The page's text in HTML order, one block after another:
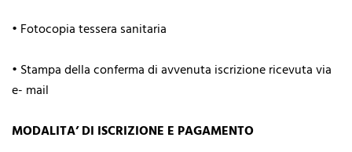
•⁠ ⁠Fotocopia tessera sanitaria
•⁠ ⁠Stampa della conferma di avvenuta iscrizione ricevuta via
e- mail
MODALITA’ DI ISCRIZIONE E PAGAMENTO